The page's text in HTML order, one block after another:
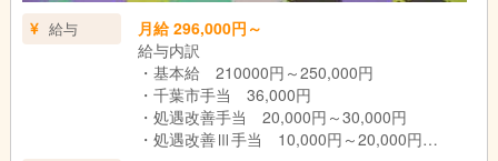
給与
月給 296,000円～
給与内訳
・基本給 210000円～250,000円
・千葉市手当 36,000円
・処遇改善手当 20,000円～30,000円
・処遇改善Ⅲ手当 10,000円～20,000円